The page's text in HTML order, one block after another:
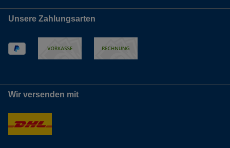
Unsere Zahlungsarten
Wir versenden mit